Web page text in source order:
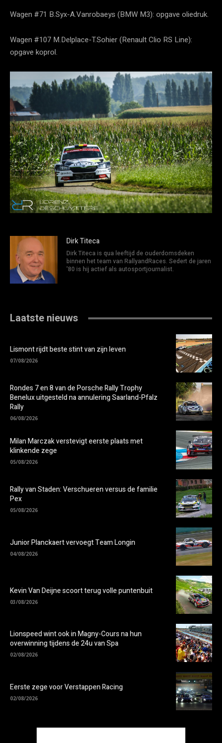
Wagen #71 B.Syx-A.Vanrobaeys (BMW M3): opgave oliedruk.
Wagen #107 M.Delplace-T.Sohier (Renault Clio RS Line):
opgave koprol.
Dirk Titeca
Dirk Titeca is qua leeftijd de ouderdomsdeken
binnen het team van RallyandRaces. Sedert de jaren
'80 is hij actief als autosportjournalist.
Laatste nieuws
Lismont rijdt beste stint van zijn leven
07/08/2026
Rondes 7 en 8 van de Porsche Rally Trophy
Benelux uitgesteld na annulering Saarland-Pfalz
Rally
06/08/2026
Milan Marczak verstevigt eerste plaats met
klinkende zege
05/08/2026
Rally van Staden: Verschueren versus de familie
Pex
05/08/2026
Junior Planckaert vervoegt Team Longin
04/08/2026
Kevin Van Deijne scoort terug volle puntenbuit
03/08/2026
Lionspeed wint ook in Magny-Cours na hun
overwinning tijdens de 24u van Spa
02/08/2026
Eerste zege voor Verstappen Racing
02/08/2026